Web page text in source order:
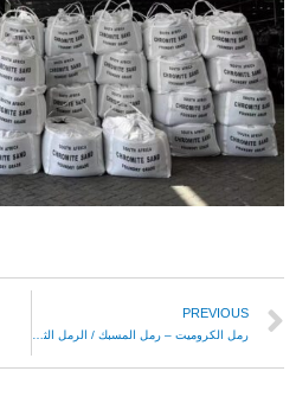
PREVIOUS
رمل الكروميت – رمل المسبك / الرمل الثقيل